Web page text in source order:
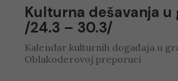
Kulturna dešavanja u
/24.3 – 30.3/
Kalendar kulturnih događaja u
Oblakoderovoj preporuci